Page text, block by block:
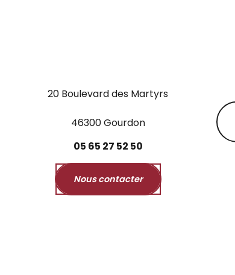
20 Boulevard des Martyrs
46300 Gourdon
05 65 27 52 50
Nous contacter